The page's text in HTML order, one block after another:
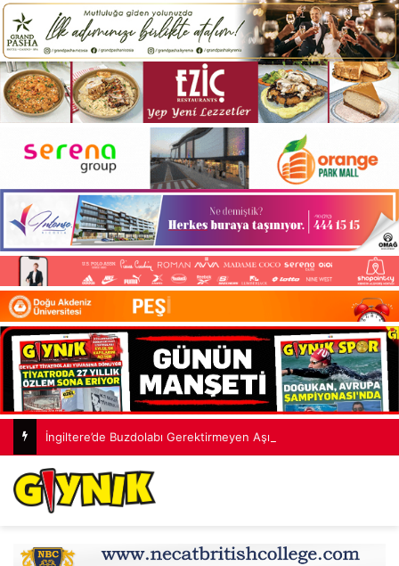
İngiltere’de Buzdolabı Gerektirmeyen Aşı Geliştirildi